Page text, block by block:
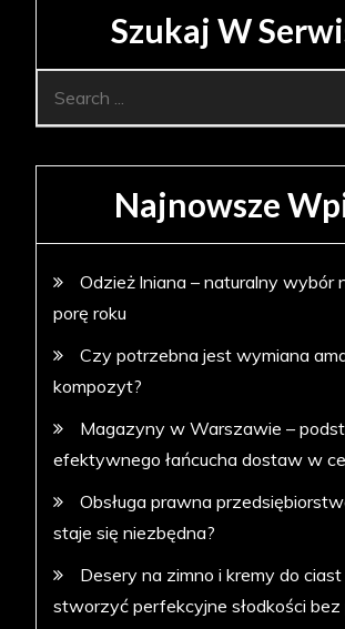
Szukaj W
Najnowsze
Odzież lniana – naturalny wybór
porę roku
Czy potrzebna jest wymiana
kompozyt?
Magazyny w Warszawie –
efektywnego łańcucha dostaw w
Obsługa prawna
staje się niezbędna?
Desery na zimno i kremy do ciast
stworzyć perfekcyjne słodkości bez